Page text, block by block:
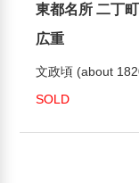
東都名所 二丁
広重
文政頃 (about
SOLD